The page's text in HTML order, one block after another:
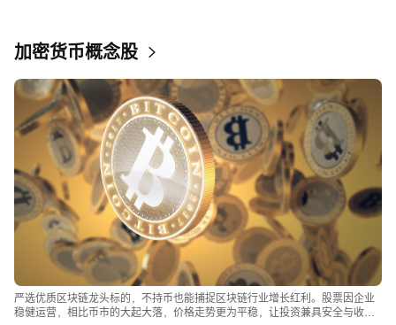
加密货币概念股
严选优质区块链龙头标的，不持币也能捕捉区块链行业增长红利。股票因企业
稳健运营，相比币市的大起大落，价格走势更为平稳，让投资兼具安全与收